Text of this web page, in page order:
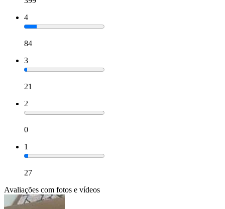
4
84
3
21
2
0
1
27
Avaliações com fotos e vídeos